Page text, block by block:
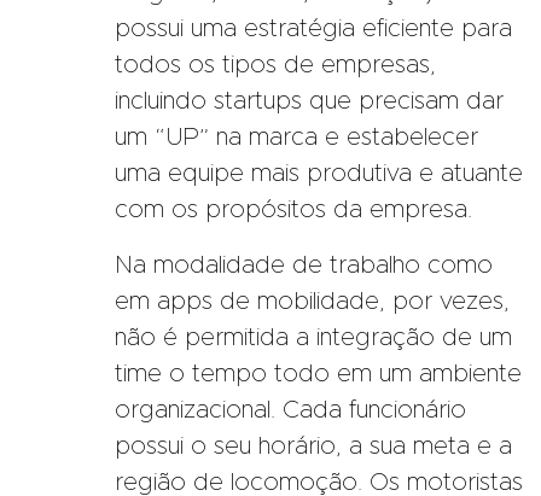
possui uma estratégia eficiente para
todos os tipos de empresas,
incluindo startups que precisam dar
um “UP” na marca e estabelecer
uma equipe mais produtiva e atuante
com os propósitos da empresa.
Na modalidade de trabalho como
em apps de mobilidade, por vezes,
não é permitida a integração de um
time o tempo todo em um ambiente
organizacional. Cada funcionário
possui o seu horário, a sua meta e a
região de locomoção. Os motoristas